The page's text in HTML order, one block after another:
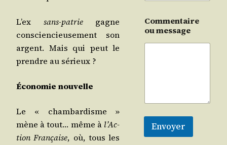
L’ex sans-patriegagne
conscien­cieu­se­ment son
argent. Mais qui peut le
prendre au sérieux ?
Éco­no­mie nouvelle
Le « cham­bar­disme »
mène à tout… même à l’Ac­
tion Fran­çaise, où, tous les
Commentaire
ou message
Envoyer